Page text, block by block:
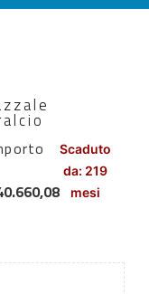
Scaduto
da: 219
mesi